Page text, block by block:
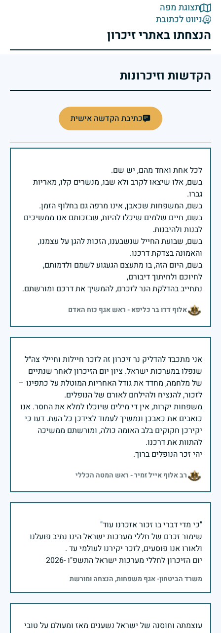
תצוגת מפה
ניווט לכתובת
הנצחתו באתרי זיכרון
הקדשות וזיכרונות
כתיבת הקדשה אישית
בשם, אלו שיצאו לקרב ולא שבו, מנשרים קלו, מאריות
בשם, חיים שלמים שיכלו להיות, שבזכותם אנו ממשיכים
בשם, שבועת החייל שנשבענו, הזכות להגן על עצמנו,
בשם, היום הזה, בו מתעצם הגעגוע לשמם ולדמותם,
נתחייב בהדלקת הנר לזכרם, להמשיך את דרכם ומורשתם.
אלוף דדו בר כליפא - ראש אגף כוח האדם
אני מתכבד להדליק נר זיכרון זה לזכר חיילות וחיילי צה״ל
שנפלו במערכות ישראל. ציון יום הזיכרון לאחר שנתיים
של מלחמה, מחדד את גודל האחריות המוטלת על כתפינו –
משפחות יקרות, אין די מילים שיוכלו למלא את החסר. אנו
כואבים את כאבכן ונמשיך לעמוד לצידכן כל העת. דעו כי
יקירכן חקוקים בלב האומה כולה, ומורשתם ממשיכה
יהי זכר הנופלים ברוך.
רב אלוף אייל זמיר - ראש המטה הכללי
שימור זכרם של חללי מערכות ישראל הינו נתיב פועלנו
יום הזיכרון לחללי מערכות ישראל התשפ"ו -2026
משרד הביטחון- אגף משפחות, הנצחה ומורשת
עוצמתה וחוסנה של ישראל נשענים מאז ומעולם על טובי